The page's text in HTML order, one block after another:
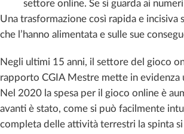
settore online. Se si guarda ai
Una trasformazione così rapida e
che l’hanno alimentata e sulle sue
Negli ultimi 15 anni, il settore del gioco
rapporto CGIA Mestre mette in evidenza
Nel 2020 la spesa per il gioco online è
avanti è stato, come si può facilmente
completa delle attività terrestri la spinta